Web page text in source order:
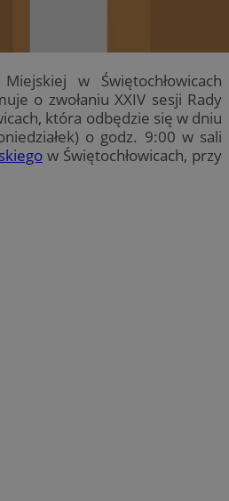
w Świętochłowicach
o zwołaniu XXIV sesji Rady
która odbędzie się w dniu
o godz. 9:00 w sali
w Świętochłowicach, przy